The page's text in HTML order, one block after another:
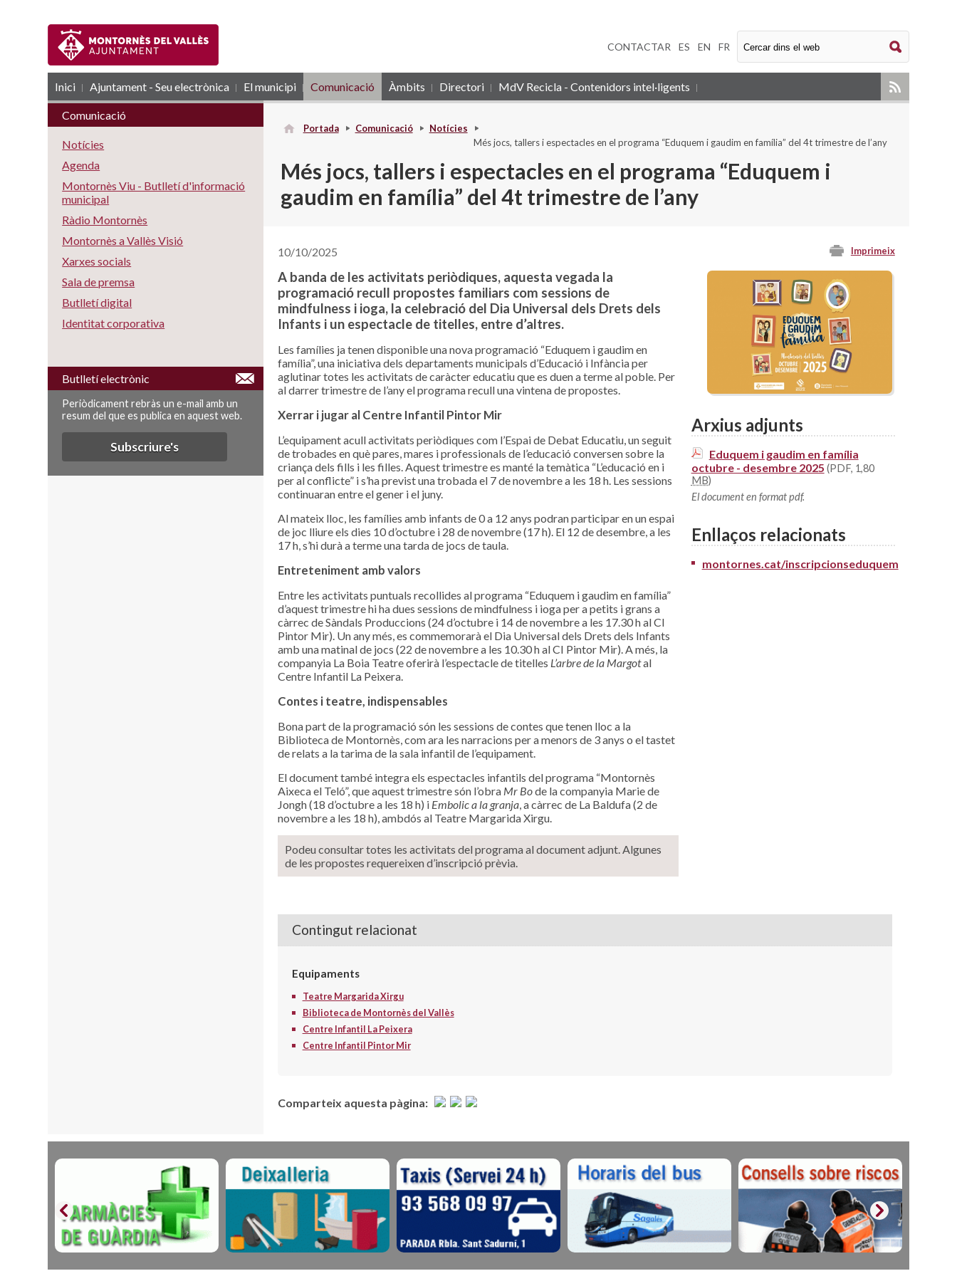
CONTACTAR ES EN FR
Inici Ajuntament - Seu electrònica El municipi Comunicació Àmbits Directori MdV Recicla - Contenidors intel·ligents
RSS
Portada Comunicació
Notícies
Més jocs, tallers i espectacles en el programa “Eduquem i gaudim en família” del 4t trimestre de l’any
Més jocs, tallers i espectacles en el programa “Eduquem i
gaudim en família” del 4t trimestre de l’any
Imprimeix
10/10/2025
A banda de les activitats periòdiques, aquesta vegada la
programació recull propostes familiars com sessions de
mindfulness i ioga, la celebració del Dia Universal dels Drets dels
Infants i un espectacle de titelles, entre d’altres.
Les famílies ja tenen disponible una nova programació “Eduquem i gaudim en
família”, una iniciativa dels departaments municipals d’Educació i Infància per
aglutinar totes les activitats de caràcter educatiu que es duen a terme al poble. Per
al darrer trimestre de l’any el programa recull una vintena de propostes.
Xerrar i jugar al Centre Infantil Pintor Mir
L’equipament acull activitats periòdiques com l’Espai de Debat Educatiu, un seguit
de trobades en què pares, mares i professionals de l’educació conversen sobre la
criança dels fills i les filles. Aquest trimestre es manté la temàtica “L’educació en i
per al conflicte” i s’ha previst una trobada el 7 de novembre a les 18 h. Les sessions
continuaran entre el gener i el juny.
Al mateix lloc, les famílies amb infants de 0 a 12 anys podran participar en un espai
de joc lliure els dies 10 d’octubre i 28 de novembre (17 h). El 12 de desembre, a les
17 h, s’hi durà a terme una tarda de jocs de taula.
Entreteniment amb valors
Entre les activitats puntuals recollides al programa “Eduquem i gaudim en família”
d’aquest trimestre hi ha dues sessions de mindfulness i ioga per a petits i grans a
càrrec de Sàndals Produccions (24 d’octubre i 14 de novembre a les 17.30 h al CI
Pintor Mir). Un any més, es commemorarà el Dia Universal dels Drets dels Infants
amb una matinal de jocs (22 de novembre a les 10.30 h al CI Pintor Mir). A més, la
companyia La Boia Teatre oferirà l’espectacle de titelles L’arbre de la Margotal
Centre Infantil La Peixera.
Contes i teatre, indispensables
Bona part de la programació són les sessions de contes que tenen lloc a la
Biblioteca de Montornès, com ara les narracions per a menors de 3 anys o el tastet
de relats a la tarima de la sala infantil de l’equipament.
El document també integra els espectacles infantils del programa “Montornès
Aixeca el Teló”, que aquest trimestre són l’obra Mr Bode la companyia Marie de
Jongh (18 d’octubre a les 18 h) i Embolic a la granja, a càrrec de La Baldufa (2 de
novembre a les 18 h), ambdós al Teatre Margarida Xirgu.
Podeu consultar totes les activitats del programa al document adjunt. Algunes
de les propostes requereixen d’inscripció prèvia.
Arxius adjunts
Eduquem i gaudim en família
octubre - desembre 2025 (PDF, 1,80
MB)
El document en format pdf.
Enllaços relacionats
montornes.cat/inscripcionseduquem
Contingut relacionat
Equipaments
Teatre Margarida Xirgu
Biblioteca de Montornès del Vallès
Centre Infantil La Peixera
Centre Infantil Pintor Mir
Comparteix aquesta pàgina:
Comunicació
Notícies
Agenda
Montornès Viu - Butlletí d'informació
municipal
Ràdio Montornès
Montornès a Vallès Visió
Xarxes socials
Sala de premsa
Butlletí digital
Identitat corporativa
Butlletí electrònic
Periòdicament rebràs un e-mail amb un
resum del que es publica en aquest web.
Subscriure's